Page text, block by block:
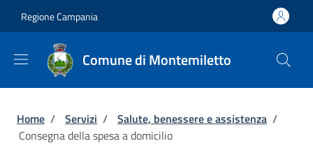
Regione Campania
Comune di Montemiletto
Briciole di pane
Home / Servizi / Salute, benessere e assistenza /
Consegna della spesa a domicilio